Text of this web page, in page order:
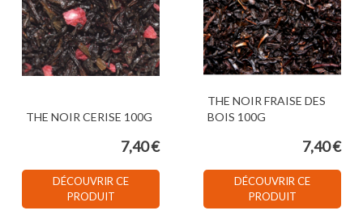
THE NOIR CERISE 100G
7,40 €
DÉCOUVRIR CE
PRODUIT
THE NOIR FRAISE DES
BOIS 100G
7,40 €
DÉCOUVRIR CE
PRODUIT